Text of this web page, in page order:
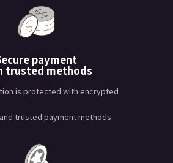
payment
trusted methods
is protected with encrypted
trusted payment methods.